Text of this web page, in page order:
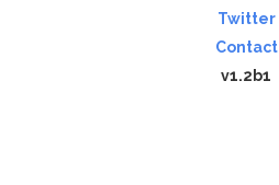
Twitter
Contact
v1.2b1